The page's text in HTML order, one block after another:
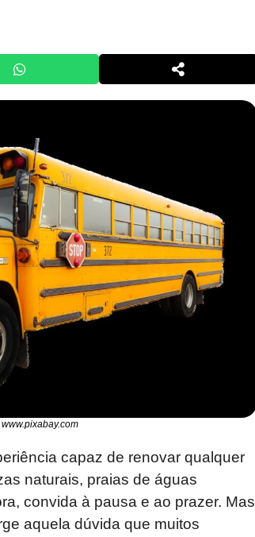
capaz de renovar qualquer
naturais, praias de águas
convida à pausa e ao prazer. Mas
aquela dúvida que muitos